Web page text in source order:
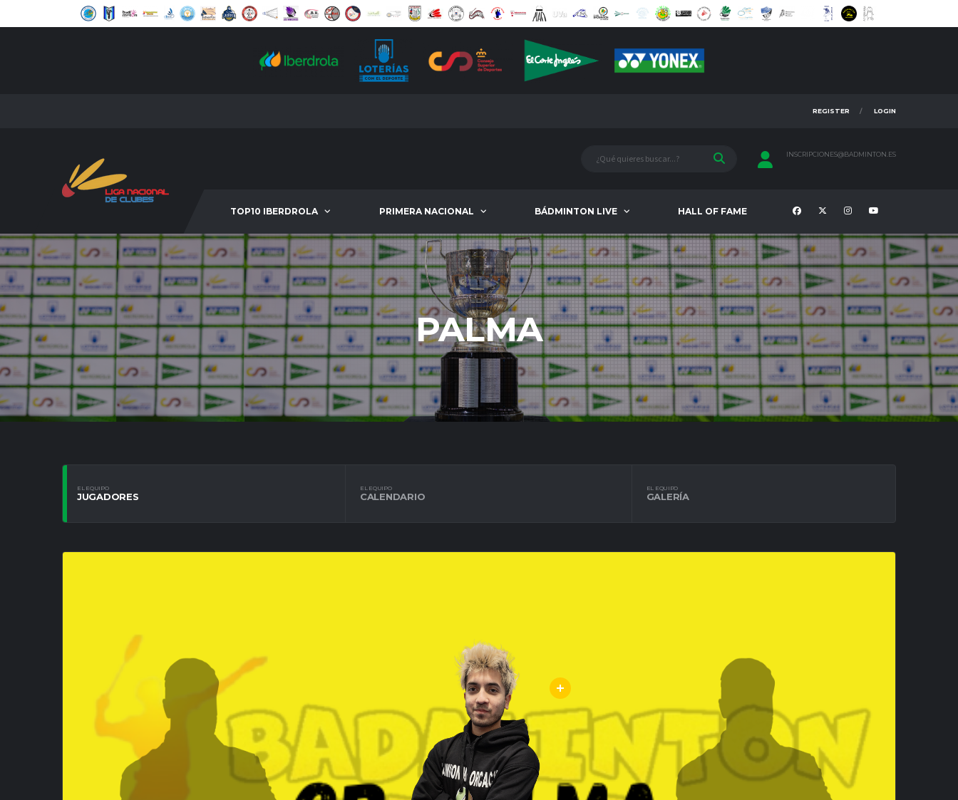
REGISTER LOGIN
INSCRIPCIONES@BADMINTON.ES
TOP10 IBERDROLA PRIMERA NACIONAL BÁDMINTON LIVE HALL OF FAME
PALMA
EL EQUIPO
JUGADORES
EL EQUIPO
CALENDARIO
EL EQUIPO
GALERÍA